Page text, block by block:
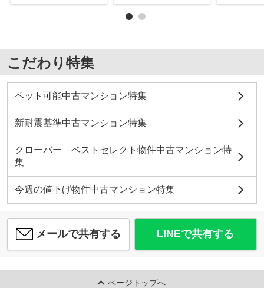
こだわり特集
ペット可能中古マンション特集
新耐震基準中古マンション特集
クローバー ベストセレクト物件中古マンション特
集
今週の値下げ物件中古マンション特集
メールで共有する LINEで共有する
ページトップへ